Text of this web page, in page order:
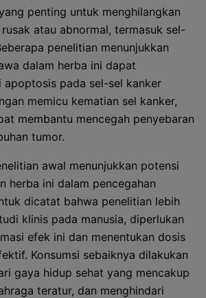
penting untuk menghilangkan
atau abnormal, termasuk sel-
penelitian menunjukkan
dalam herba ini dapat
apoptosis pada sel-sel kanker
memicu kematian sel kanker,
membantu mencegah penyebaran
tumor.
awal menunjukkan potensi
herba ini dalam pencegahan
dicatat bahwa penelitian lebih
klinis pada manusia, diperlukan
efek ini dan menentukan dosis
Konsumsi sebaiknya dilakukan
gaya hidup sehat yang mencakup
teratur, dan menghindari